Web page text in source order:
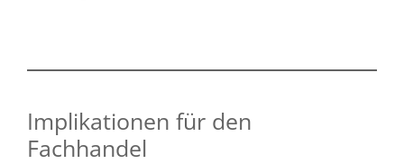
Implikationen für den
Fachhandel